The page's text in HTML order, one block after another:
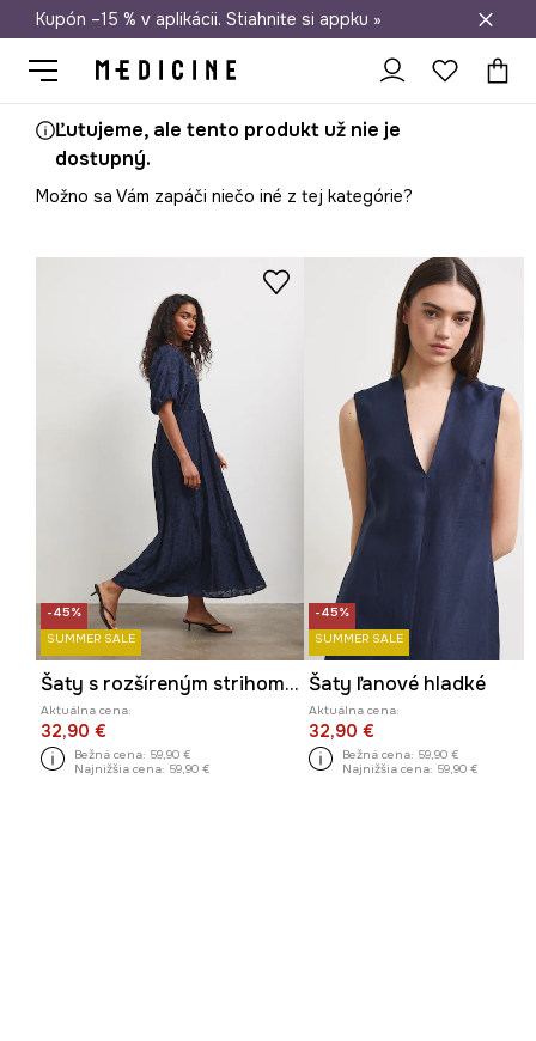
Doprava zadarmo od 50 €
Kupón –15 % v aplikácii. Stiahnite si appku »
Ľutujeme, ale tento produkt už nie je
dostupný.
Možno sa Vám zapáči niečo iné z tej kategórie?
-45%
SUMMER SALE
Šaty s rozšíreným strihom s viskózou
Aktuálna cena:
32,90 €
Bežná cena: 59,90 €
Najnižšia cena: 59,90 €
-45%
SUMMER SALE
Šaty ľanové hladké
Aktuálna cena:
32,90 €
Bežná cena: 59,90 €
Najnižšia cena: 59,90 €